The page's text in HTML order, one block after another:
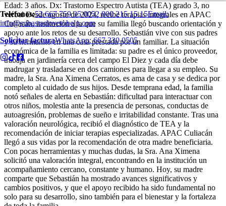
Teléfonos:52 667 759 35 0052 800 215 15 15Email:
info@subastaslovetohelp.com
Solicitar facturaWhatsApp:667 330 0505
Edad: 3 años. Dx: Trastorno Espectro Autista (TEA) grado 3, no
verbal Desde agosto de 2024, recibe terapias integrales en APAC
Culiacán, institución a la que su familia llegó buscando orientación y
apoyo ante los retos de su desarrollo. Sebastián vive con sus padres
y su hermanito en una casa prestada por un familiar. La situación
económica de la familia es limitada: su padre es el único proveedor,
trabaja en jardinería cerca del campo El Diez y cada día debe
madrugar y trasladarse en dos camiones para llegar a su empleo. Su
madre, la Sra. Ana Ximena Cerratos, es ama de casa y se dedica por
completo al cuidado de sus hijos. Desde temprana edad, la familia
notó señales de alerta en Sebastián: dificultad para interactuar con
otros niños, molestia ante la presencia de personas, conductas de
autoagresión, problemas de sueño e irritabilidad constante. Tras una
valoración neurológica, recibió el diagnóstico de TEA y la
recomendación de iniciar terapias especializadas. APAC Culiacán
llegó a sus vidas por la recomendación de otra madre beneficiaria.
Con pocas herramientas y muchas dudas, la Sra. Ana Ximena
solicitó una valoración integral, encontrando en la institución un
acompañamiento cercano, constante y humano. Hoy, su madre
comparte que Sebastián ha mostrado avances significativos y
cambios positivos, y que el apoyo recibido ha sido fundamental no
solo para su desarrollo, sino también para el bienestar y la fortaleza